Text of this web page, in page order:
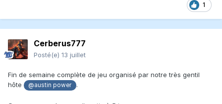
1
Cerberus777
Posté(e) 13 juillet
Fin de semaine complète de jeu organisé par notre très gentil
hôte
@austin power .